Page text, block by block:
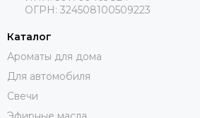
ОГРН: 324508100509223
Каталог
Ароматы для дома
Для автомобиля
Свечи